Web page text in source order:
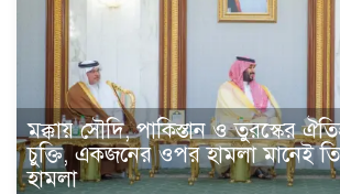
মক্কায় সৌদি, পাকিস্তান ও তুরস্কের
চুক্তি, একজনের ওপর হামলা মানেই
হামলা